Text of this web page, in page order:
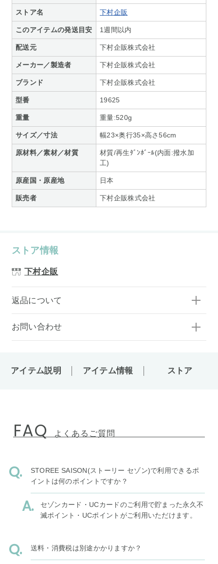
ストア名 下村企販
このアイテムの発送目安 1週間以内
配送元 下村企販株式会社
メーカー／製造者 下村企販株式会社
ブランド 下村企販株式会社
型番 19625
重量 重量:520g
サイズ／寸法 幅23×奥行35×高さ56cm
原材料／素材／材質
材質/再生ﾀﾞﾝﾎﾞｰﾙ(内面:撥水加
工)
原産国・原産地 日本
販売者 下村企販株式会社
ストア情報
下村企販
返品について
お問い合わせ
アイテム説明 アイテム情報 ストア
FAQ よくあるご質問
STOREE SAISON(ストーリー セゾン)で利用できるポ
イントは何のポイントですか？
セゾンカード・UCカードのご利用で貯まった永久不
滅ポイント・UCポイントがご利用いただけます。
送料・消費税は別途かかりますか？